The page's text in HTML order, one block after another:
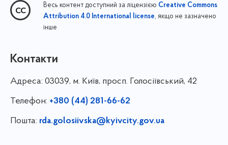
Весь контент доступний за ліцензією Creative Commons
Attribution 4.0 International license, якщо не зазначено
інше
Контакти
Адреса: 03039, м. Київ, просп. Голосіївський, 42
Телефон: +380 (44) 281-66-62
Пошта: rda.golosiivska@kyivcity.gov.ua